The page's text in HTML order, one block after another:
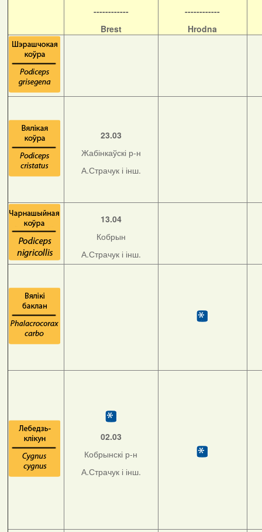
------------
Brest
------------
Hrodna
23.03
Жабінкаўскі р-н
А.Страчук і інш.
13.04
Кобрын
А.Страчук і інш.
02.03
Кобрынскі р-н
А.Страчук і інш.